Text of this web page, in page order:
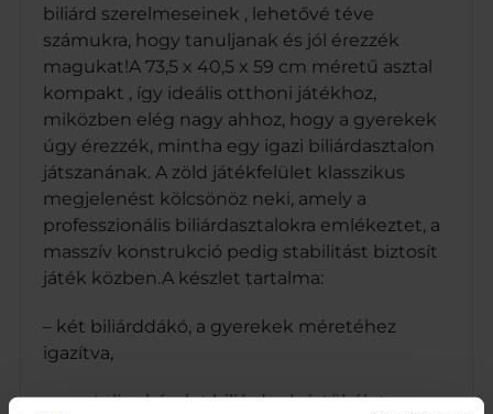
n
y
s
biliárd szerelmeseinek , lehetővé téve
számukra, hogy tanuljanak és jól érezzék
magukat!A 73,5 x 40,5 x 59 cm méretű asztal
kompakt , így ideális otthoni játékhoz,
miközben elég nagy ahhoz, hogy a gyerekek
úgy érezzék, mintha egy igazi biliárdasztalon
játszanának. A zöld játékfelület klasszikus
megjelenést kölcsönöz neki, amely a
professzionális biliárdasztalokra emlékeztet, a
masszív konstrukció pedig stabilitást biztosít
játék közben.A készlet tartalma:
– két biliárddákó, a gyerekek méretéhez
igazítva,
– egy teljes készlet biliárdgolyó, tökéletesen